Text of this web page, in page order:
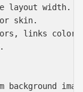
layout width.
skin.
links colors
background